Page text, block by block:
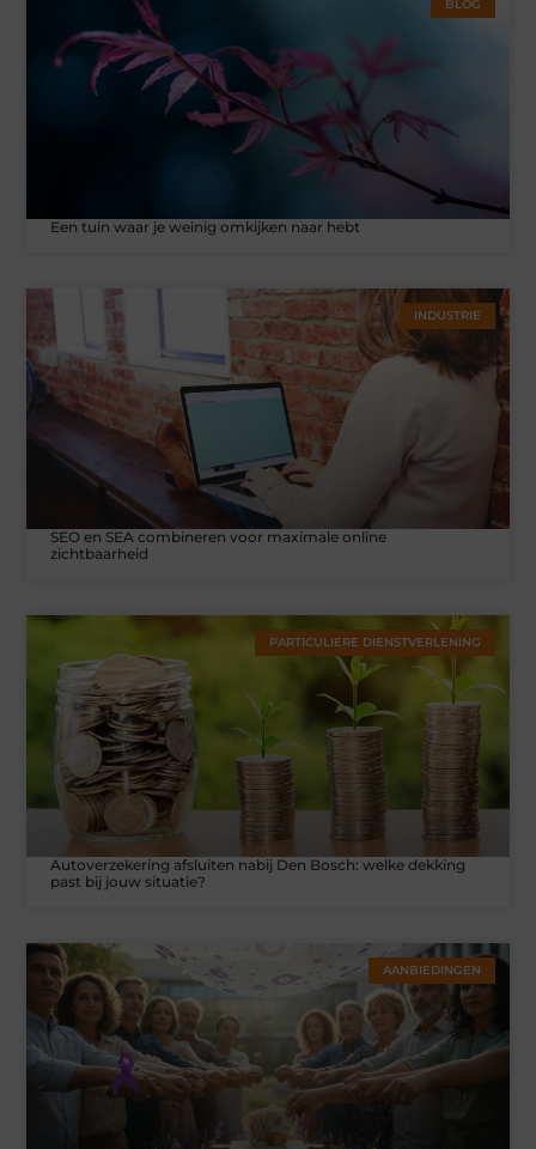
BLOG
Een tuin waar je weinig omkijken naar hebt
INDUSTRIE
SEO en SEA combineren voor maximale online
zichtbaarheid
PARTICULIERE DIENSTVERLENING
Autoverzekering afsluiten nabij Den Bosch: welke dekking
past bij jouw situatie?
AANBIEDINGEN